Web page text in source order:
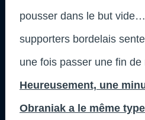
pousser dans le but
supporters bordelais
une fois passer une fin de
Heureusement, une
Obraniak a le même